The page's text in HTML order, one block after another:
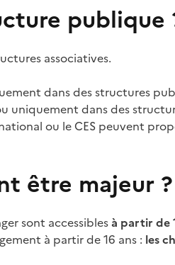
publique
associatives.
dans des structures
uniquement dans des
ou le CES peuvent
être majeur ?
sont accessiblesà partir de
à partir de 16 ans : les